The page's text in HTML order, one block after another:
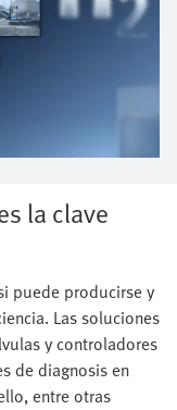
la clave
puede producirse y
Las soluciones
y controladores
de diagnosis en
entre otras